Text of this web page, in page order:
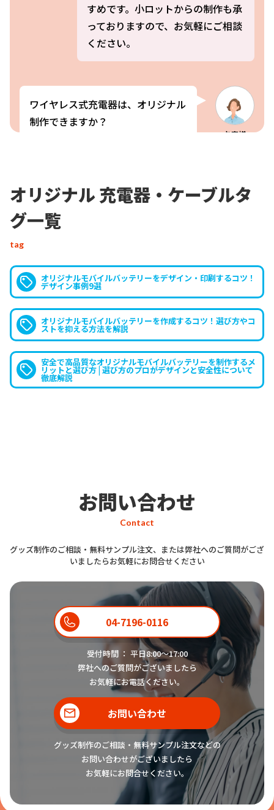
すめです。小ロットからの制作も承
っておりますので、お気軽にご相談
ください。
お客様
ワイヤレス式充電器は、オリジナル
制作できますか？
スタッフ
QI対応ワイヤレス充電器
と「スタンド式ワイヤレス充電器」
でご提供いたします。
お客様
オリジナル 充電器・ケーブル「Qi
対応ワイヤレス充電器」について教
えてください。
電器です。本体に内蔵されたLEDラ
イトで、充電中などの状態がわかる
10cm、重量約105gと持ち運びにも
器・ケーブルです。
お客様
オリジナル 充電器・ケーブル「ス
タンド式ワイヤレス充電器」につい
ても教えてください。
はい。オリジナル 充電器・ケーブ
ル「スタンド式ワイヤレス充電器」
は、折りたたみ可能でコンパクトに
オリジナル 充電器・ケーブルタ
グ一覧
tag
オリジナルモバイルバッテリーをデザイン・印刷するコツ！
デザイン事例9選
オリジナルモバイルバッテリーを作成するコツ！選び方やコ
ストを抑える方法を解説
安全で高品質なオリジナルモバイルバッテリーを制作するメ
リットと選び方 | 選び方のプロがデザインと安全性について
徹底解説
お問い合わせ
Contact
グッズ制作のご相談・無料サンプル注文、または弊社へのご質問がござ
いましたらお気軽にお問合せください
04-7196-0116
受付時間 ： 平日8:00〜17:00
弊社へのご質問がございましたら
お気軽にお電話ください。
お問い合わせ
グッズ制作のご相談・無料サンプル注文などの
お問い合わせがございましたら
お気軽にお問合せください。